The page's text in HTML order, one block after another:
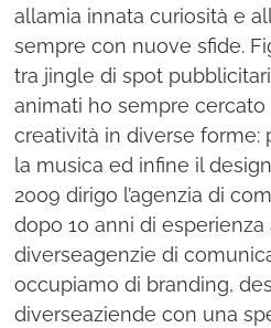
allamia innata curiosità e
sempre con nuove sfide.
tra jingle di spot
animati ho sempre
creatività in diverse forme:
la musica ed infine il
2009 dirigo l’agenzia di
dopo 10 anni di esperienza
diverseagenzie di
occupiamo di branding,
diverseaziende con una